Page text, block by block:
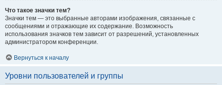
Что такое значки тем?
Значки тем — это выбранные авторами изображения, связанные с
сообщениями и отражающие их содержание. Возможность
использования значков тем зависит от разрешений, установленных
администратором конференции.
Вернуться к началу
Уровни пользователей и группы